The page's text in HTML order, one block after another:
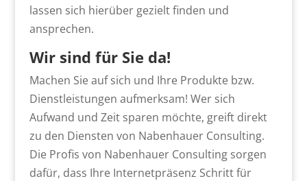
lassen sich hierüber gezielt finden und
ansprechen.
Wir sind für Sie da!
Machen Sie auf sich und Ihre Produkte bzw.
Dienstleistungen aufmerksam! Wer sich
Aufwand und Zeit sparen möchte, greift direkt
zu den Diensten von Nabenhauer Consulting.
Die Profis von Nabenhauer Consulting sorgen
dafür, dass Ihre Internetpräsenz Schritt für